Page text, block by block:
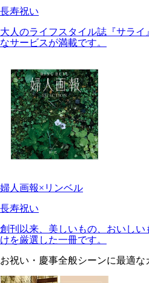
長寿祝い
大人のライフスタイル誌『サラ
なサービスが満載です。
婦人画報×リンベル
長寿祝い
創刊以来、美しいもの、おいし
けを厳選した一冊です。
お祝い・慶事全般シーンに最適な